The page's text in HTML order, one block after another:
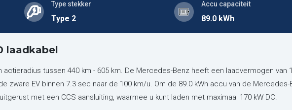
Type stekker
Type 2
Accu capaciteit
89.0 kWh
laadkabel
actieradius tussen 440 km - 605 km. De Mercedes-Benz heeft een laadvermogen van
zware EV binnen 7.3 sec naar de 100 km/u. Om de 89.0 kWh accu van de
met een CCS aansluiting, waarmee u kunt laden met maximaal 170 kW DC.